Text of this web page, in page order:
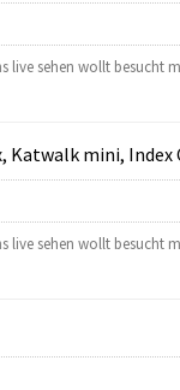
live sehen wollt besucht
mini, Index
live sehen wollt besucht